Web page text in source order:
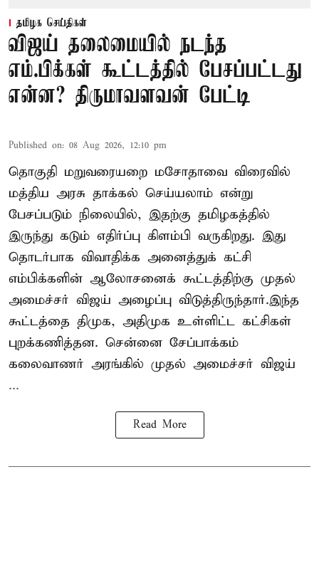
தமிழக செய்திகள்
விஜய் தலைமையில் நடந்த
எம்.பிக்கள் கூட்டத்தில் பேசப்பட்டது
என்ன? திருமாவளவன் பேட்டி
Published on: 08 Aug 2026, 12:10 pm
தொகுதி மறுவரையறை மசோதாவை விரைவில்
மத்திய அரசு தாக்கல் செய்யலாம் என்று
பேசப்படும் நிலையில், இதற்கு தமிழகத்தில்
இருந்து கடும் எதிர்ப்பு கிளம்பி வருகிறது. இது
தொடர்பாக விவாதிக்க அனைத்துக் கட்சி
எம்பிக்களின் ஆலோசனைக் கூட்டத்திற்கு முதல்
அமைச்சர் விஜய் அழைப்பு விடுத்திருந்தார்.இந்த
கூட்டத்தை திமுக, அதிமுக உள்ளிட்ட கட்சிகள்
புறக்கணித்தன. சென்னை சேப்பாக்கம்
கலைவாணர் அரங்கில் முதல் அமைச்சர் விஜய்
...
Read More